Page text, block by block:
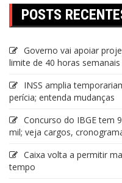
POSTS
Governo vai apoiar
limite de 40 horas semanais
INSS amplia
perícia; entenda mudanças
Concurso do IBGE tem
mil; veja cargos,
Caixa volta a permitir
tempo